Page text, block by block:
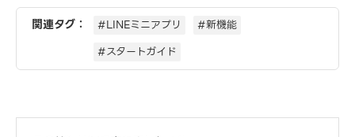
関連タグ： #LINEミニアプリ
#新機能
#スタートガイド